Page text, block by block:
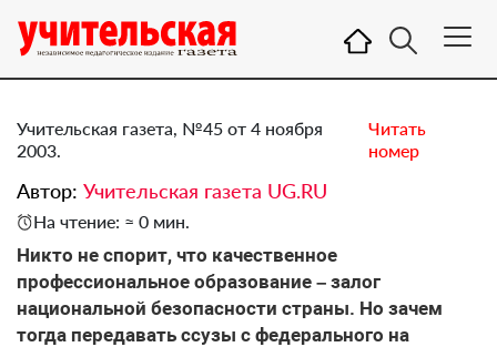
Учительская газета, №45 от 4 ноября
2003.
Читать
номер
Автор: Учительская газета UG.RU
На чтение: ≈ 0 мин.
Никто не спорит, что качественное
профессиональное образование – залог
национальной безопасности страны. Но зачем
тогда передавать ссузы с федерального на